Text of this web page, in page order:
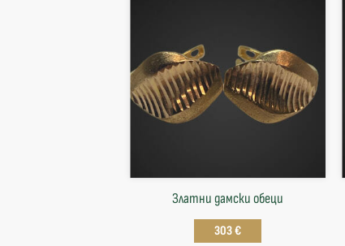
Златни дамски обеци
303 €